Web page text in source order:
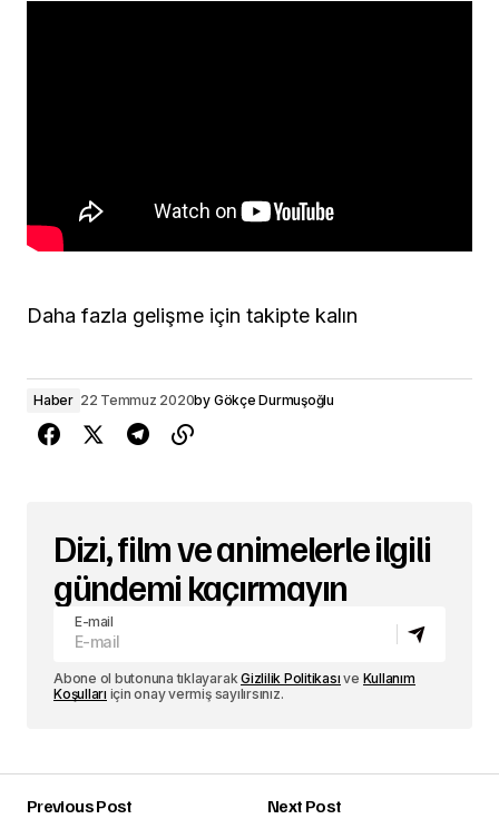
Daha fazla gelişme için takipte kalın
Haber 22 Temmuz 2020by Gökçe Durmuşoğlu
Dizi, film ve animelerle ilgili
gündemi kaçırmayın
E-mail
Abone ol butonuna tıklayarakGizlilik Politikası ve Kullanım
Koşulları için onay vermiş sayılırsınız.
Previous Post
Next Post